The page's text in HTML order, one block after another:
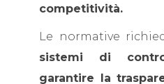
competitività.
Le normative
sistemi di
garantire la